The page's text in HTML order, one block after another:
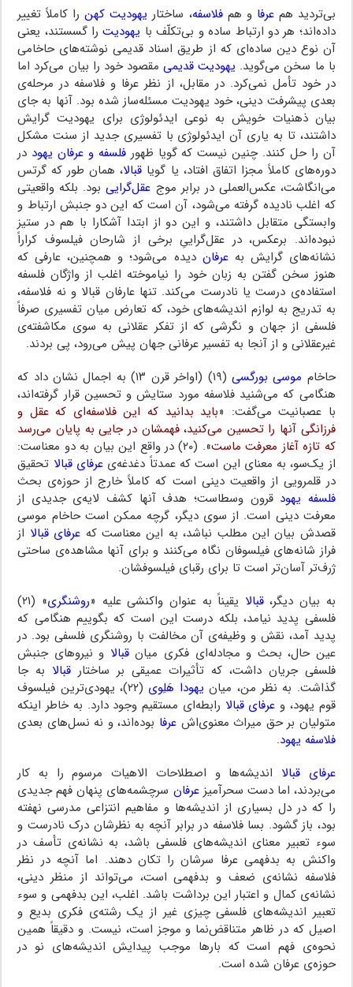
بی‌تردید همعرفا و همفلاسفه، ساختار یهودیت کهنرا کاملاً تغییر
داده‌اند؛ هر دو ارتباط ساده و بی‌تکلّف با یهودیترا گسستند، یعنی
آن نوع دین ساده‌ای که از طریق اسناد قدیمی نوشته‌های حاخامی
با ما سخن می‌گوید. یهودیت قدیمیمقصود خود را بیان می‌کرد اما
در خود تأمل نمی‌کرد. در مقابل، از نظر عرفا و فلاسفه در مرحله‌ی
بعدی پیشرفت دینی، خود یهودیت مسئله‌ساز شده بود. آنها به جای
بیان ذهنیات خویش به نوعی ایدئولوژی برای یهودیت گرایش
داشتند، تا به یاری آن ایدئولوژی با تفسیری جدید از سنت مشکل
آن را حل کنند. چنین نیست که گویا ظهورفلسفه و عرفان یهود در
دوره‌های کاملاً مجزا اتفاق افتاد، یا گویا قبالا، همان طور که گرتس
می‌انگاشت، عکس‌العملی در برابر موج عقل‌گراییبود. بلکه واقعیتی
که اغلب نادیده گرفته می‌شود، آن است که این دو جنبش ارتباط و
وابستگی متقابل داشتند، و این دو از ابتدا آشکارا با هم در ستیز
نبوده‌اند. برعکس، در عقل‌گراییِ برخی از شارحان فیلسوف کراراً
نشانه‌های گرایش بهعرفان دیده می‌شود؛ و همچنین، عارفی که
هنوز سخن گفتن به زبان خود را نیاموخته اغلب از واژگان فلسفه
استفاده‌ی درست یا نادرست می‌کند. تنها عارفان قبالا و نه فلاسفه،
به تدریج به لوازم اندیشه‌های خود، که تعارض میان تفسیری صرفاً
فلسفی از جهان و نگرشی که از تفکر عقلانی به سوی مکاشفته‌ی
غیرعقلانی و از آنجا به تفسیر عرفانی جهان پیش می‌رود، پی بردند.
حاخام موسی بورگسی
(۱۹) (اواخر قرن ۱۳) به اجمال نشان داد که
هنگامی که می‌شنید فلاسفه مورد ستایش و تحسین قرار گرفته‌اند،
با عصبانیت می‌گفت: «باید بدانید که این فلاسفه‌ای که عقل و
فرزانگی آنها را تحسین می‌کنید، فهمشان در جایی به پایان می‌رسد
که تازه آغاز معرفت ماست
». (۲۰) در واقع این بیان به دو معناست:
از یک‌سو، به معنای این است که عمدتاً دغدغه‌یعرفای قبالا تحقیق
در قلمرویی از واقعیت دینی است که کاملاً خارج از حوزه‌ی بحث
فلسفه یهود قرون وسطاست؛ هدف آنها کشف لایه‌ی جدیدی از
معرفت دینی است. از سوی دیگر، گرچه ممکن است حاخام موسی
قصدش بیان این مطلب نباشد، به این معناست که عرفای قبالا از
فراز شانه‌های فیلسوفان نگاه می‌کنند و برای آنها مشاهده‌ی ساحتی
ژرف‌تر آسان‌تر است تا برای رقبای فیلسوفشان.
به بیان دیگر،قبالا یقیناً به عنوان واکنشی علیه «روشنگری
» (۲۱)
فلسفی پدید نیامد، بلکه درست این است که بگوییم هنگامی که
پدید آمد، نقش و وظیفه‌ی آن مخالفت با روشنگری فلسفی بود. در
عین حال، بحث و مجادله‌ای فکری میانقبالا و نیروهای جنبش
فلسفی جریان داشت، که تأثیرات عمیقی بر ساختار قبالا به جا
گذاشت. به نظر من، میان یهودا هَلِوی
(۲۲)، یهودی‌ترین فیلسوف
قوم یهود، و عرفای قبالا رابطه‌ای مستقیم وجود دارد. به خاطر اینکه
متولیان بر حق میراث معنوی‌اش عرفا بوده‌اند، و نه نسل‌های بعدی
فلاسفه یهود.
عرفای قبالا اندیشه‌ها و اصطلاحات الاهیات مرسوم را به کار
می‌بردند، اما دست سحرآمیزعرفان سرچشمه‌های پنهان فهم جدیدی
را که در دل بسیاری از اندیشه‌ها و مفاهیم انتزاعی مدرسی نهفته
بود، باز گشود. بسا فلاسفه در برابر آنچه به نظرشان درک نادرست و
سوء تعبیر معنای اندیشه‌های فلسفی باشد، به نشانه‌ی تأسف در
واکنش به بدفهمی عرفا سرشان را تکان دهند. اما آنچه در نظر
فلاسفه نشانه‌ی ضعف و بدفهمی است، می‌تواند از منظر دینی،
نشانه‌ی کمال و اعتبار این برداشت باشد. اغلب، این بدفهمی و سوء
تعبیر اندیشه‌های فلسفی چیزی غیر از یک رشته‌ی فکری بدیع و
اصیل که در ظاهر متناقض‌نما و موجز است، نیست. و دقیقاً همین
نحوه‌ی فهم است که بارها موجب پیدایش اندیشه‌های نو در
حوزه‌ی عرفان شده است.